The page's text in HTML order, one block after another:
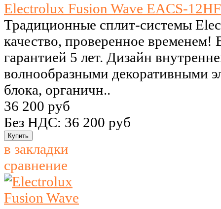
Electrolux Fusion Wave EACS-
Традиционные сплит-системы
качество, проверенное
гарантией 5 лет. Дизайн
волнообразными декоративными
блока, органичн..
36 200 руб
Без НДС: 36 200 руб
в закладки
сравнение